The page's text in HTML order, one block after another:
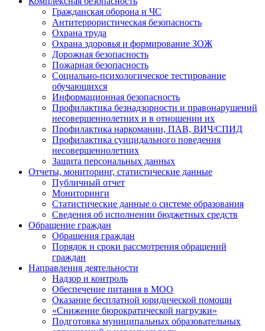
Гражданская оборона и ЧС
Антитеррористическая безопасность
Охрана труда
Охрана здоровья и формирование ЗОЖ
Дорожная безопасность
Пожарная безопасность
Социально-психологическое тестирование
обучающихся
Информационная безопасность
Профилактика безнадзорности и правонарушений
несовершеннолетних и в отношении их
Профилактика наркомании, ПАВ, ВИЧ/СПИД
Профилактика суицидального поведения
несовершеннолетних
Защита персональных данных
Отчеты, мониторинг, статистические данные
Публичный отчет
Мониторинги
Статистические данные о системе образования
Сведения об исполнении бюджетных средств
Обращение граждан
Обращения граждан
Порядок и сроки рассмотрения обращений
граждан
Направления деятельности
Надзор и контроль
Обеспечение питания в МОО
Оказание бесплатной юридической помощи
«Снижение бюрократической нагрузки»
Подготовка муниципальных образовательных